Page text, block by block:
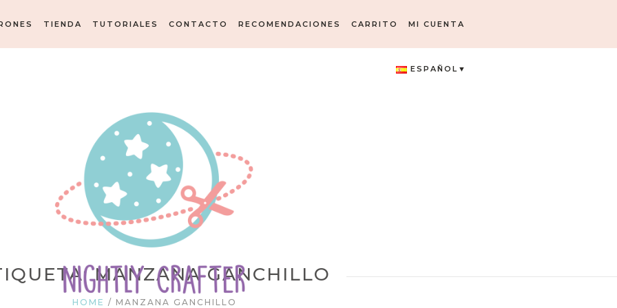
TIENDA TUTORIALES CONTACTO RECOMENDACIONES CARRITO MI CUENTA
ESPAÑOL
MANZANA GANCHILLO
HOME / MANZANA GANCHILLO